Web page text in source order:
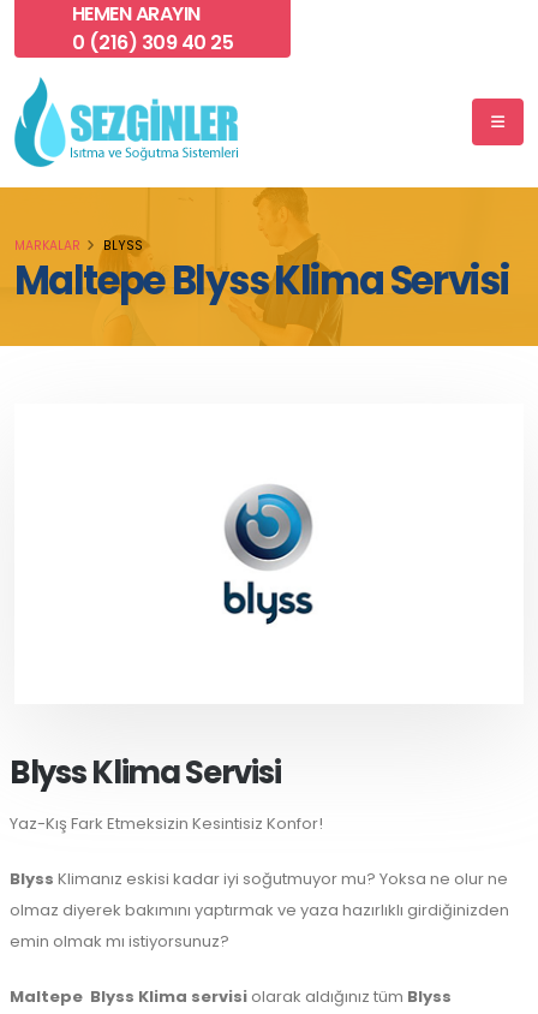
HEMEN ARAYIN
0 (216) 309 40 25
Maltepe Blyss Klima Servisi
MARKALAR BLYSS
Blyss Klima Servisi
Yaz-Kış Fark Etmeksizin Kesintisiz Konfor!
Blyss Klimanız eskisi kadar iyi soğutmuyor mu? Yoksa ne olur ne
olmaz diyerek bakımını yaptırmak ve yaza hazırlıklı girdiğinizden
emin olmak mı istiyorsunuz?
Maltepe Blyss Klima servisi olarak aldığınız tüm Blyss